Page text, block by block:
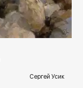
rakovgallery.ru
Сергей Усик